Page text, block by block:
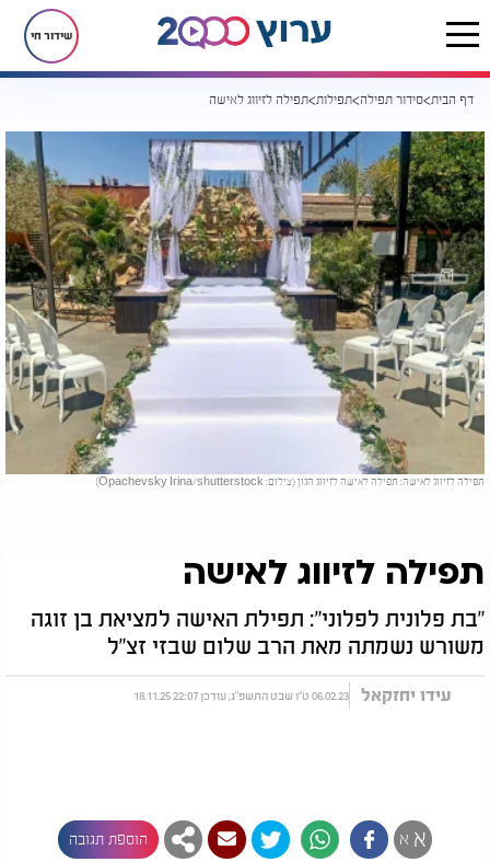
שידור חי
דף הבית סידור תפילה תפילות תפילה לזיווג לאישה
תפילה לזיווג לאישה: תפילה לאישה לזיווג הגון (צילום: Opachevsky Irina/shutterstock)
תפילה לזיווג לאישה
"בת פלונית לפלוני": תפילת האישה למציאת בן זוגה
משורש נשמתה מאת הרב שלום שבזי זצ"ל
עידו יחזקאל 06.02.23 ט"ו שבט התשפ"ג, עודכן 22:07 18.11.25
א א הוספת תגובה